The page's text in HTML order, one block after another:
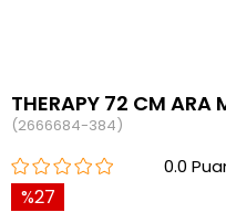
THERAPY 72 CM ARA
(2666684-384)
0.0
27